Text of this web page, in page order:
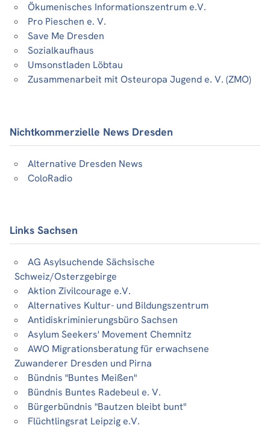
Ökumenisches Informationszentrum e.V.
Pro Pieschen e. V.
Save Me Dresden
Sozialkaufhaus
Umsonstladen Löbtau
Zusammenarbeit mit Osteuropa Jugend e. V. (ZMO)
Nichtkommerzielle News Dresden
Alternative Dresden News
ColoRadio
Links Sachsen
AG Asylsuchende Sächsische
Schweiz/Osterzgebirge
Aktion Zivilcourage e.V.
Alternatives Kultur- und Bildungszentrum
Antidiskriminierungsbüro Sachsen
Asylum Seekers' Movement Chemnitz
AWO Migrationsberatung für erwachsene
Zuwanderer Dresden und Pirna
Bündnis "Buntes Meißen"
Bündnis Buntes Radebeul e. V.
Bürgerbündnis "Bautzen bleibt bunt"
Flüchtlingsrat Leipzig e.V.